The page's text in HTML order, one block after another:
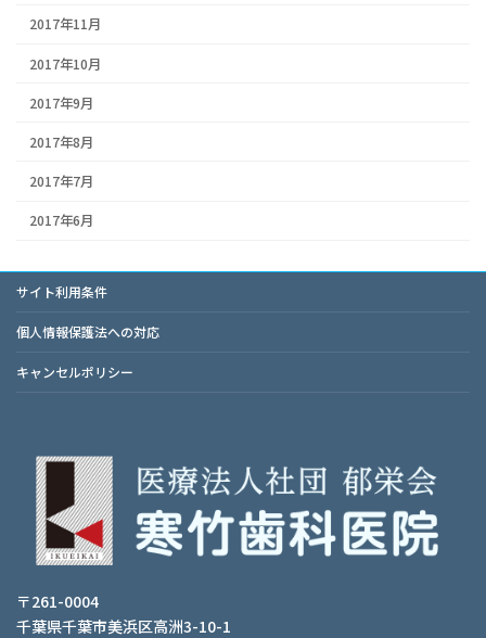
2017年11月
2017年10月
2017年9月
2017年8月
2017年7月
2017年6月
サイト利用条件
個人情報保護法への対応
キャンセルポリシー
〒261-0004
千葉県千葉市美浜区高洲3-10-1